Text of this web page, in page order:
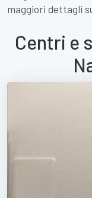
maggiori dettagli
Centri e